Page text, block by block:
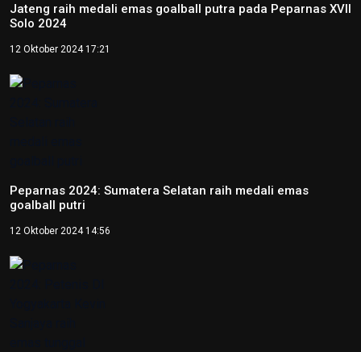
Jateng raih medali emas goalball putra pada Peparnas XVII
Solo 2024
12 Oktober 2024 17:21
Peparnas 2024: Sumatera Selatan raih medali emas
goalball putri
12 Oktober 2024 14:56